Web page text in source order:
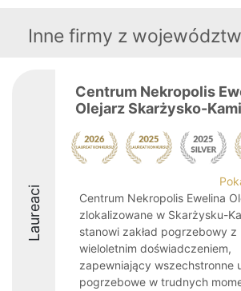
Inne firmy z
Laureaci
Centrum Nekropolis
Olejarz Skarżysko-
Centrum Nekropolis Ewelina
zlokalizowane w Skarżysku-
stanowi zakład pogrzebowy z
wieloletnim doświadczeniem,
zapewniający wszechstronne
pogrzebowe w trudnych